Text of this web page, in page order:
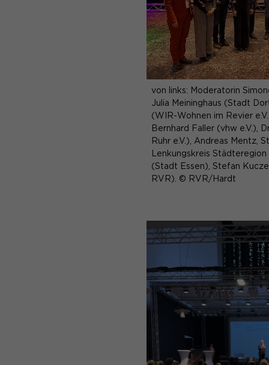
von links: Moderatorin
Julia Meininghaus (Stadt
(WIR-Wohnen im Revier
Bernhard Faller (vhw e.V.),
Ruhr e.V.), Andreas Mentz,
Lenkungskreis
(Stadt Essen), Stefan
RVR). © RVR/Hardt